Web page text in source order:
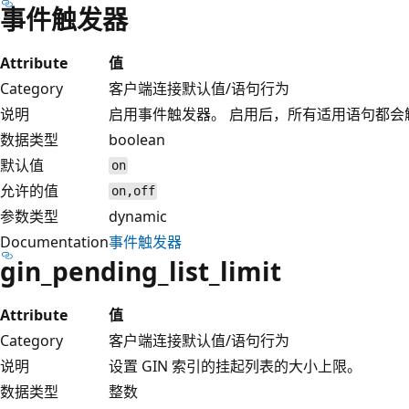
事件触发器
Attribute
值
Category
客户端连接默认值/语句行为
说明
启用事件触发器。 启用后，所有适用语句都会
数据类型
boolean
默认值
on
允许的值 on,off
参数类型
dynamic
Documentation事件触发器
gin_pending_list_limit
Attribute
值
Category
客户端连接默认值/语句行为
说明
设置 GIN 索引的挂起列表的大小上限。
数据类型
整数